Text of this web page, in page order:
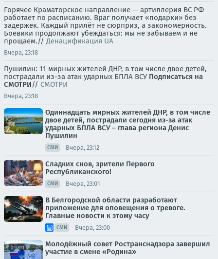
Горячее Краматорское направление — артиллерия ВС РФ
работает по расписанию. Враг получает «подарки» без
задержек. Каждый прилёт не сюрприз, а закономерность.
Боевики продолжают убеждаться: мы не забываем и не
прощаем.// Денацификация UA
Вчера, 23:18
Пушилин: 11 мирных жителей ДНР, в том числе двое детей,
пострадали из-за атак ударных БПЛА ВСУ Подписаться на
СМОТРИ// СМОТРИ
Вчера, 23:18
Одиннадцать мирных жителей ДНР, в том числе
двое детей, пострадали сегодня из-за атак
ударных БПЛА ВСУ – глава региона Денис
Пушилин
СМИ Вчера, 23:12
Сладких снов, зрители Первого
Республиканского!
СМИ Вчера, 23:01
В Белгородской области разработают
приложение для оповещения о тревоге.
Главные новости к этому часу
СМИ Вчера, 23:00
Молодёжный совет Ространснадзора завершил
участие в смене «Родина»